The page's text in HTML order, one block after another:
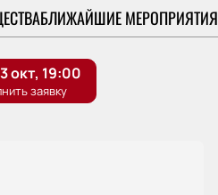
БЛИЖАЙШИЕ МЕРОПРИЯТИЯ